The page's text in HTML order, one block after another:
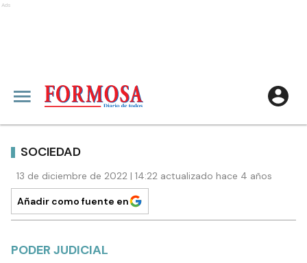
Ads
SOCIEDAD
13 de diciembre de 2022 | 14:22 actualizado hace 4 años
Añadir como fuente en
PODER JUDICIAL